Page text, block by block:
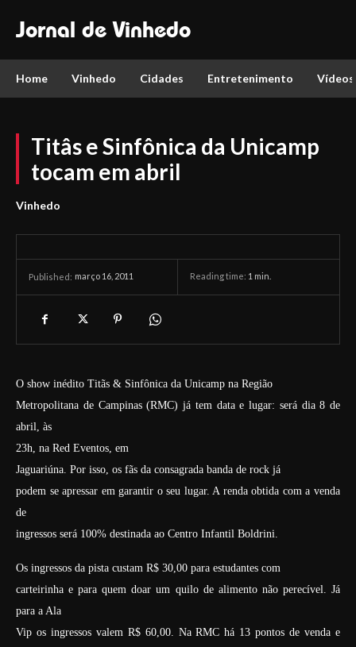
Jornal de Vinhedo
Home Vinhedo Cidades Entretenimento Vídeos
Titâs e Sinfônica da Unicamp
tocam em abril
Vinhedo
Published: março 16, 2011 Reading time: 1 min.
O show inédito Titãs & Sinfônica da Unicamp na Região
Metropolitana de Campinas (RMC) já tem data e lugar: será dia 8 de
abril, às
23h, na Red Eventos, em
Jaguariúna. Por isso, os fãs da consagrada banda de rock já
podem se apressar em garantir o seu lugar. A renda obtida com a venda
de
ingressos será 100% destinada ao Centro Infantil Boldrini.
Os ingressos da pista custam R$ 30,00 para estudantes com
carteirinha e para quem doar um quilo de alimento não perecível. Já
para a Ala
Vip os ingressos valem R$ 60,00. Na RMC há 13 pontos de venda e